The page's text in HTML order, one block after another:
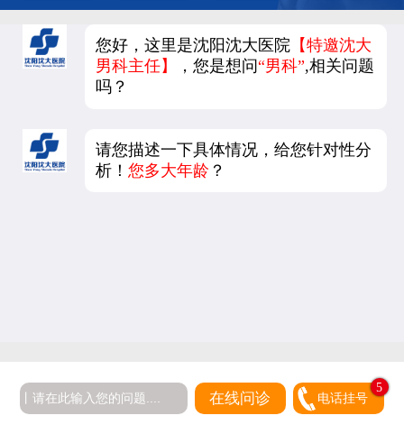
您好，这里是沈阳沈大医院【特邀沈大
男科主任】
，您是想问“男科”,相关问题
吗？
请您描述一下具体情况，给您针对性分
析！ 您多大年龄？
在线问诊 电话挂号
5